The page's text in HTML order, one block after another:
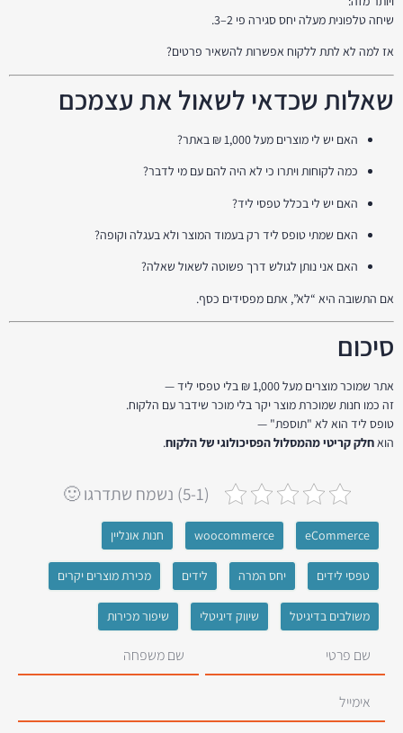
שיחה טלפונית מעלה יחס סגירה פי 2–3.
אז למה לא לתת ללקוח אפשרות להשאיר פרטים?
שאלות שכדאי לשאול את עצמכם
האם יש לי מוצרים מעל 1,000 ₪ באתר?
כמה לקוחות ויתרו כי לא היה להם עם מי לדבר?
האם יש לי בכלל טפסי ליד?
האם שמתי טופס ליד רק בעמוד המוצר ולא בעגלה וקופה?
האם אני נותן לגולש דרך פשוטה לשאול שאלה?
אם התשובה היא “לא”, אתם מפסידים כסף.
סיכום
אתר שמוכר מוצרים מעל 1,000 ₪ בלי טפסי ליד —
זה כמו חנות שמוכרת מוצר יקר בלי מוכר שידבר עם הלקוח.
טופס ליד הוא לא "תוספת" —
הואחלק קריטי מהמסלול הפסיכולוגי של הלקוח.
(5-1) נשמח שתדרגו 🙂
eCommerce
woocommerce חנות אונליין
טפסי לידים יחס המרה לידים מכירת מוצרים יקרים
משולבים בדיגיטל שיווק דיגיטלי שיפור מכירות